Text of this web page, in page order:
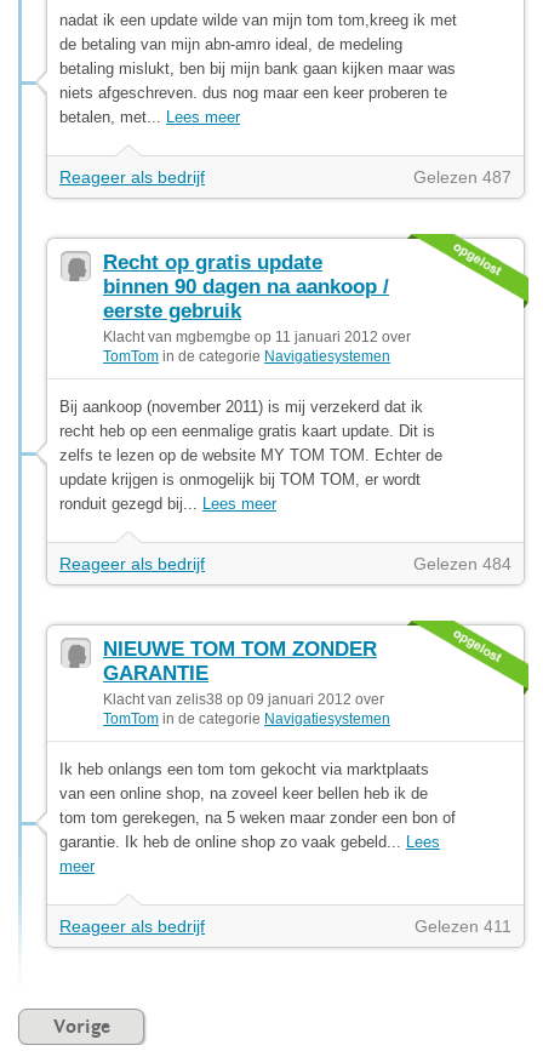
nadat ik een update wilde van mijn tom tom,kreeg ik met
de betaling van mijn abn-amro ideal, de medeling
betaling mislukt, ben bij mijn bank gaan kijken maar was
niets afgeschreven. dus nog maar een keer proberen te
betalen, met... Lees meer
Reageer als bedrijf Gelezen 487
Recht op gratis update
binnen 90 dagen na aankoop /
eerste gebruik
Klacht van mgbemgbe op 11 januari 2012 over
TomTom in de categorie Navigatiesystemen
Bij aankoop (november 2011) is mij verzekerd dat ik
recht heb op een eenmalige gratis kaart update. Dit is
zelfs te lezen op de website MY TOM TOM. Echter de
update krijgen is onmogelijk bij TOM TOM, er wordt
ronduit gezegd bij... Lees meer
Reageer als bedrijf Gelezen 484
NIEUWE TOM TOM ZONDER
GARANTIE
Klacht van zelis38 op 09 januari 2012 over
TomTom in de categorie Navigatiesystemen
Ik heb onlangs een tom tom gekocht via marktplaats
van een online shop, na zoveel keer bellen heb ik de
tom tom gerekegen, na 5 weken maar zonder een bon of
garantie. Ik heb de online shop zo vaak gebeld... Lees
meer
Reageer als bedrijf Gelezen 411
Vorige